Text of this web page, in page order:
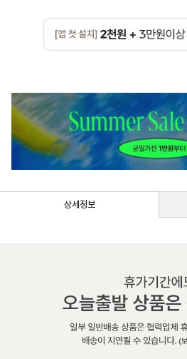
상세정보